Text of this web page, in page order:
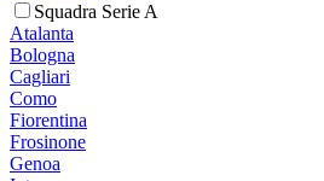
Squadra Serie A
Atalanta
Bologna
Cagliari
Como
Fiorentina
Frosinone
Genoa